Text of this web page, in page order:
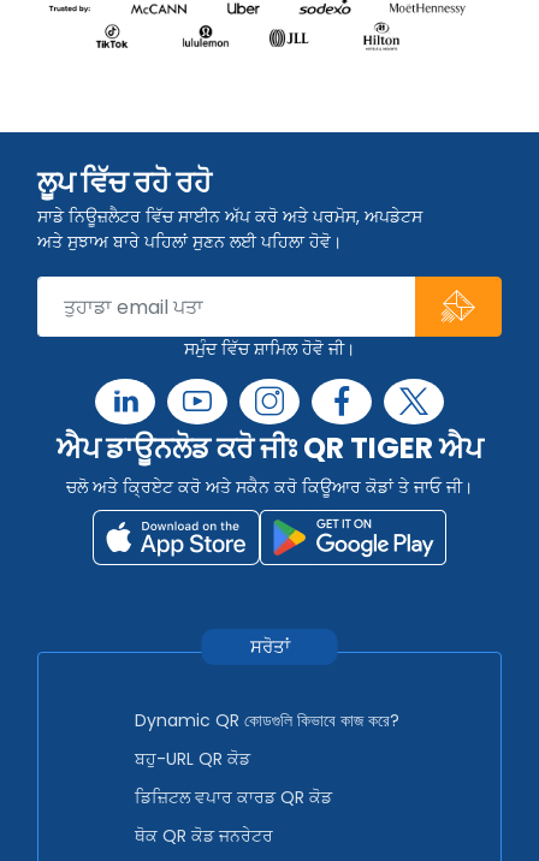
ਲੂਪ ਵਿੱਚ ਰਹੋ ਰਹੋ
ਸਾਡੇ ਨਿਊਜ਼ਲੈਟਰ ਵਿੱਚ ਸਾਈਨ ਅੱਪ ਕਰੋ ਅਤੇ ਪਰਮੋਸ, ਅਪਡੇਟਸ
ਅਤੇ ਸੁਝਾਅ ਬਾਰੇ ਪਹਿਲਾਂ ਸੁਣਨ ਲਈ ਪਹਿਲਾ ਹੋਵੋ।
ਸਮੁੰਦ ਵਿੱਚ ਸ਼ਾਮਿਲ ਹੋਵੋ ਜੀ।
ਐਪ ਡਾਊਨਲੋਡ ਕਰੋ ਜੀਃ QR TIGER ਐਪ
ਚਲੋ ਅਤੇ ਕ੍ਰਿਏਟ ਕਰੋ ਅਤੇ ਸਕੈਨ ਕਰੋ ਕਿਊਆਰ ਕੋਡਾਂ ਤੇ ਜਾਓ ਜੀ।
ਸਰੋਤਾਂ
Dynamic QR কোডগুলি কিভাবে কাজ করে?
ਬਹੁ-URL QR ਕੋਡ
ਡਿਜ਼ਿਟਲ ਵਪਾਰ ਕਾਰਡ QR ਕੋਡ
ਥੋਕ QR ਕੋਡ ਜਨਰੇਟਰ